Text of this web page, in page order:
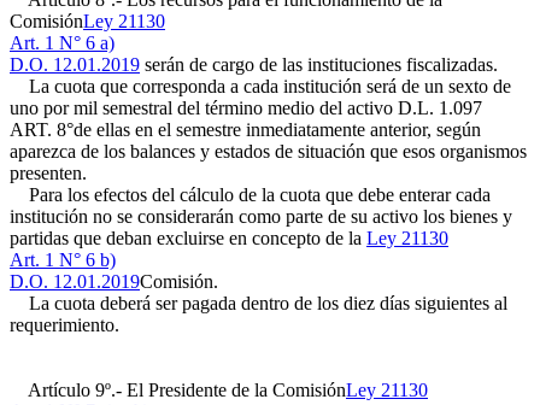
ComisiónLey 21130
Art. 1 N° 6 a)
D.O. 12.01.2019 serán de cargo de las instituciones fiscalizadas.
La cuota que corresponda a cada institución será de un sexto de
uno por mil semestral del término medio del activo D.L. 1.097
ART. 8°de ellas en el semestre inmediatamente anterior, según
aparezca de los balances y estados de situación que esos organismos
presenten.
Para los efectos del cálculo de la cuota que debe enterar cada
institución no se considerarán como parte de su activo los bienes y
partidas que deban excluirse en concepto de la Ley 21130
Art. 1 N° 6 b)
D.O. 12.01.2019Comisión.
La cuota deberá ser pagada dentro de los diez días siguientes al
requerimiento.
Artículo 9º.- El Presidente de la ComisiónLey 21130